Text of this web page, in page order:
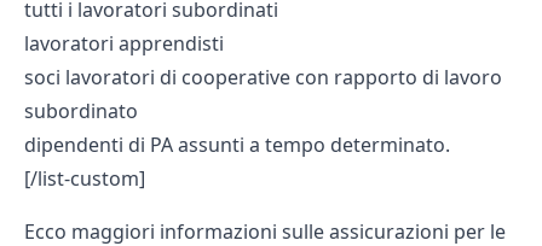
tutti i lavoratori subordinati
lavoratori apprendisti
soci lavoratori di cooperative con rapporto di lavoro
subordinato
dipendenti di PA assunti a tempo determinato.
[/list-custom]
Ecco maggiori informazioni sulleassicurazioni per le